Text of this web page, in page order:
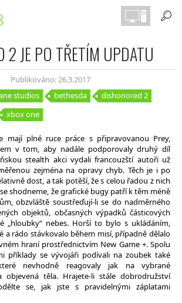
2 JE PO TŘETÍM UPDATU
Publikováno: 26.3.2017
studios bethesda
dishonored 2
xbox one
mají plné ruce práce s připravovanou Prey,
v tom, aby nadále podporovaly druhý díl
stealth akci vydali francouzští autoři už
zejména na opravy chyb. Těch je i po
dost, a tak potěší, že s celou řadou z nich
shodneme, že grafické bugy patří k těm méně
obzvláště soustřeďují-li se do nadměrného
objektů, občasných výpadků částicových
„hloubky“ nebes. Horší to bylo s ukládáním,
a rádo stávkovalo během misí, případně dělalo
hraní prostřednictvím New Game +. Spolu
příklady se vývojáři podívali na zoubek také
nevhodně reagovaly jak na vybrané
objevená těla. Hrajete-li stále dobrodružství
se, jak jste s pravidelnými záplatami